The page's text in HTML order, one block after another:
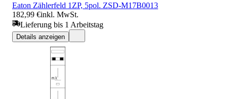
Eaton Zählerfeld 1ZP, 5pol. ZSD-M17B0013
182,99 €inkl. MwSt.
Lieferung bis 1 Arbeitstag
Details anzeigen